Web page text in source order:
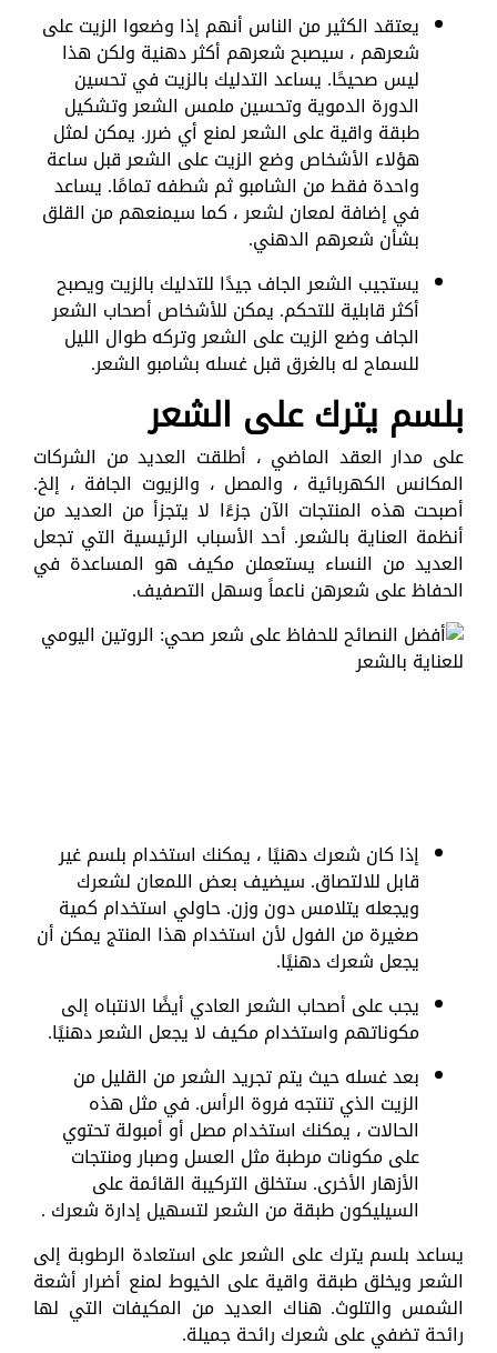
يعتقد الكثير من الناس أنهم إذا وضعوا الزيت على
شعرهم ، سيصبح شعرهم أكثر دهنية ولكن هذا
ليس صحيحًا. يساعد التدليك بالزيت في تحسين
الدورة الدموية وتحسين ملمس الشعر وتشكيل
طبقة واقية على الشعر لمنع أي ضرر. يمكن لمثل
هؤلاء الأشخاص وضع الزيت على الشعر قبل ساعة
واحدة فقط من الشامبو ثم شطفه تمامًا. يساعد
في إضافة لمعان لشعر ، كما سيمنعهم من القلق
بشأن شعرهم الدهني.
يستجيب الشعر الجاف جيدًا للتدليك بالزيت ويصبح
أكثر قابلية للتحكم. يمكن للأشخاص أصحاب الشعر
الجاف وضع الزيت على الشعر وتركه طوال الليل
للسماح له بالغرق قبل غسله بشامبو الشعر.
بلسم يترك على الشعر
على مدار العقد الماضي ، أطلقت العديد من الشركات
المكانس الكهربائية ، والمصل ، والزيوت الجافة ، إلخ.
أصبحت هذه المنتجات الآن جزءًا لا يتجزأ من العديد من
أنظمة العناية بالشعر. أحد الأسباب الرئيسية التي تجعل
العديد من النساء يستعملن مكيف هو المساعدة في
الحفاظ على شعرهن ناعماً وسهل التصفيف.
إذا كان شعرك دهنيًا ، يمكنك استخدام بلسم غير
قابل للالتصاق. سيضيف بعض اللمعان لشعرك
ويجعله يتلامس دون وزن. حاولي استخدام كمية
صغيرة من الفول لأن استخدام هذا المنتج يمكن أن
يجعل شعرك دهنيًا.
يجب على أصحاب الشعر العادي أيضًا الانتباه إلى
مكوناتهم واستخدام مكيف لا يجعل الشعر دهنيًا.
بعد غسله حيث يتم تجريد الشعر من القليل من
الزيت الذي تنتجه فروة الرأس. في مثل هذه
الحالات ، يمكنك استخدام مصل أو أمبولة تحتوي
على مكونات مرطبة مثل العسل وصبار ومنتجات
الأزهار الأخرى. ستخلق التركيبة القائمة على
السيليكون طبقة من الشعر لتسهيل إدارة شعرك .
يساعد بلسم يترك على الشعر على استعادة الرطوبة إلى
الشعر ويخلق طبقة واقية على الخيوط لمنع أضرار أشعة
الشمس والتلوث. هناك العديد من المكيفات التي لها
رائحة تضفي على شعرك رائحة جميلة.